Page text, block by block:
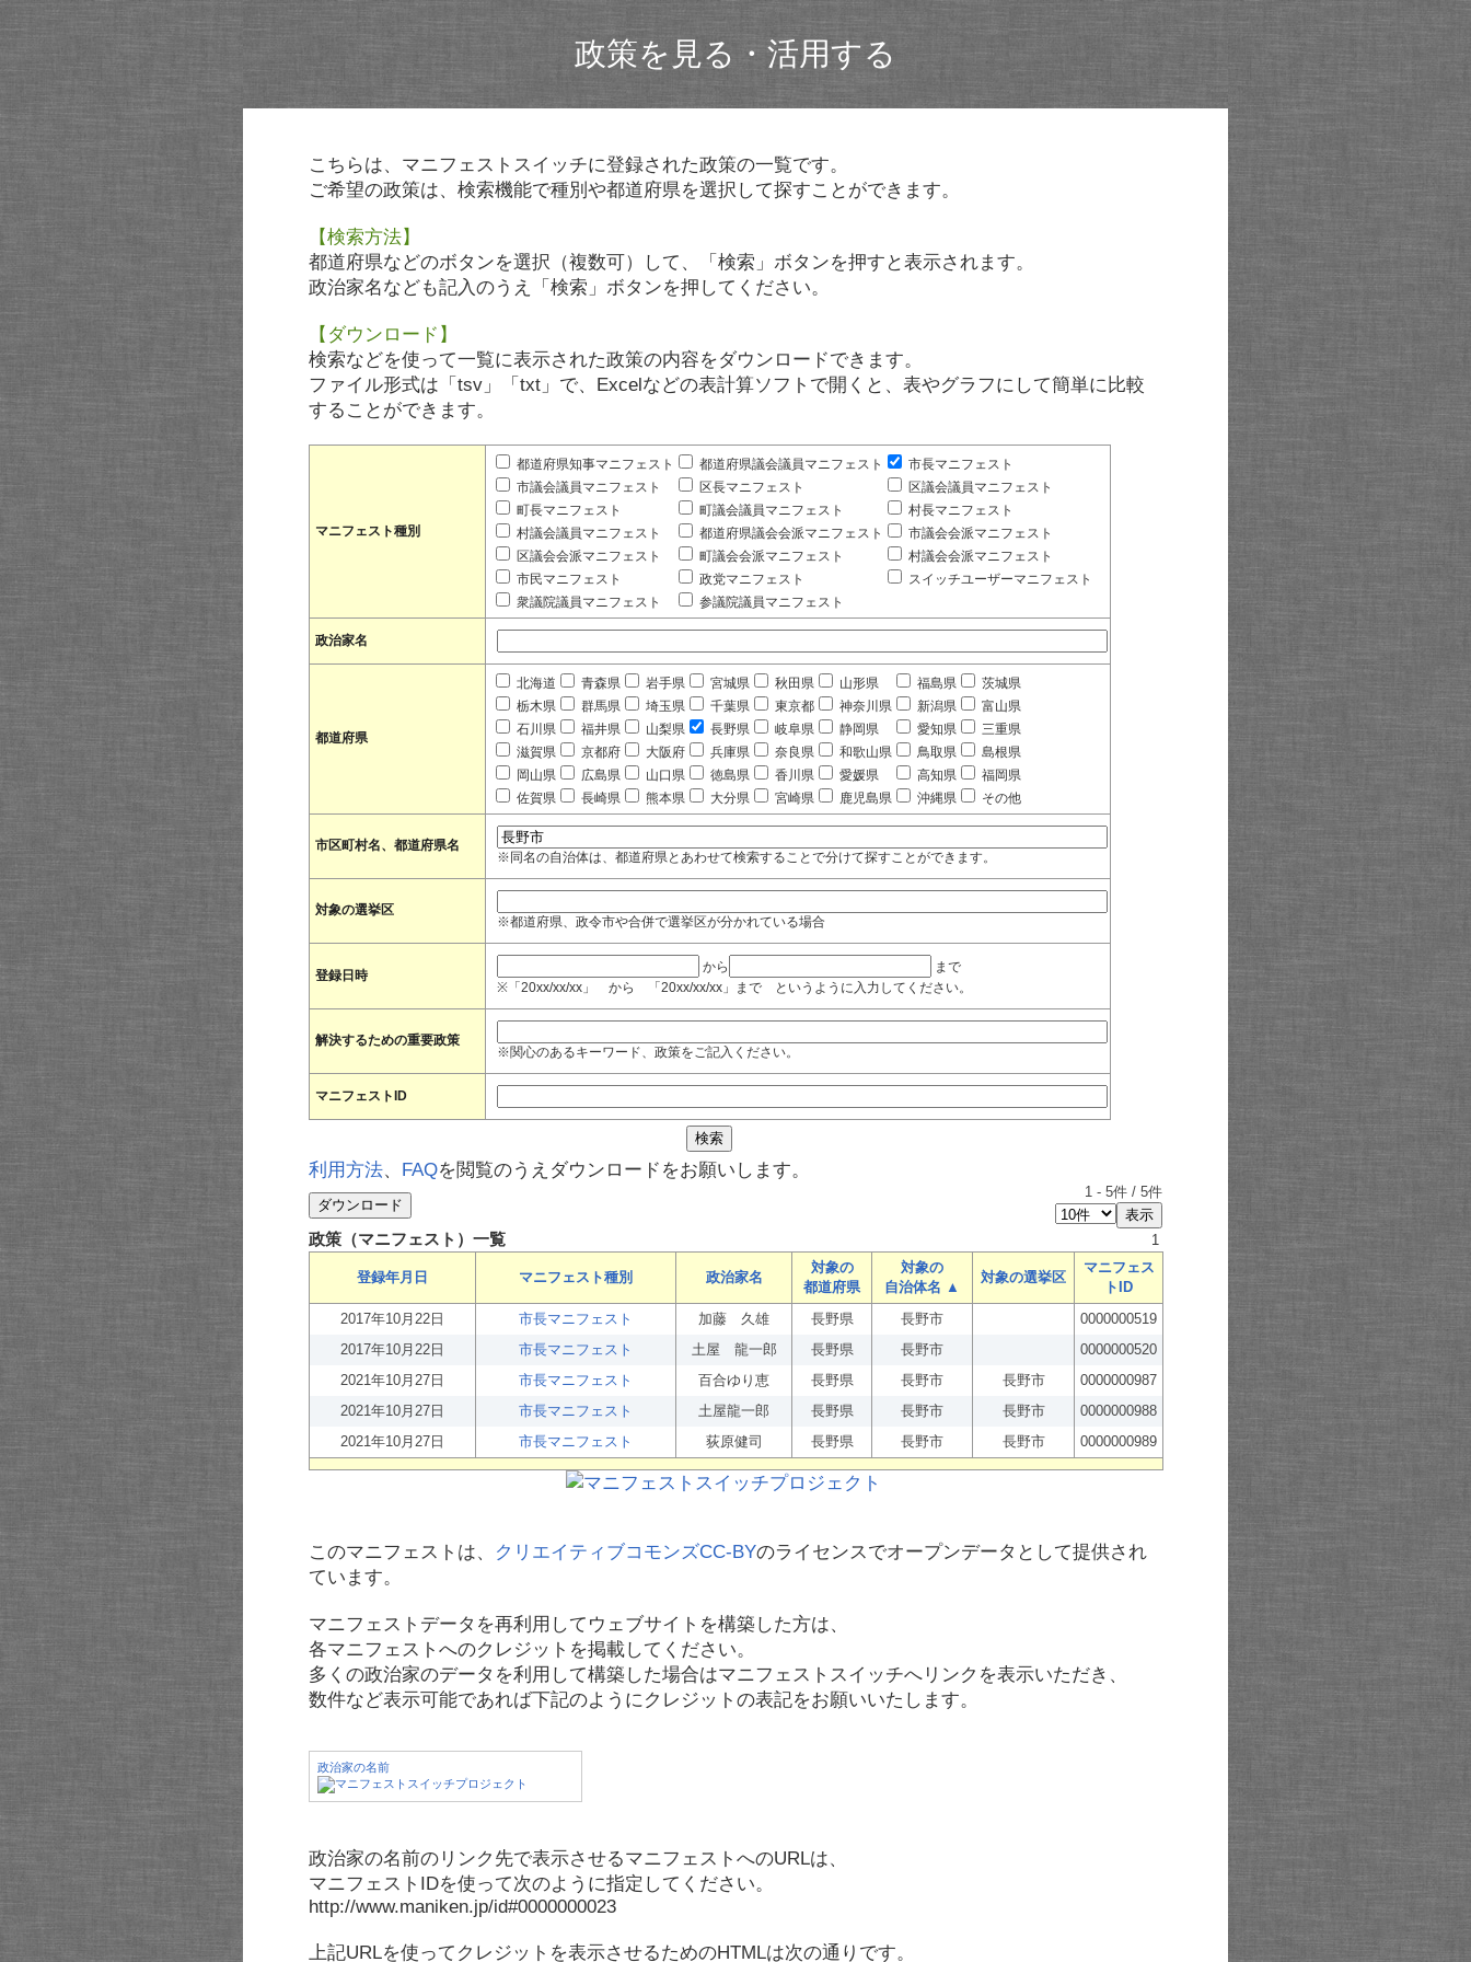
政策を見る・活用する
こちらは、マニフェストスイッチに登録された政策の一覧です。
ご希望の政策は、検索機能で種別や都道府県を選択して探すことができます。
【検索方法】
都道府県などのボタンを選択（複数可）して、「検索」ボタンを押すと表示されます。
政治家名なども記入のうえ「検索」ボタンを押してください。
【ダウンロード】
検索などを使って一覧に表示された政策の内容をダウンロードできます。
ファイル形式は「tsv」「txt」で、Excelなどの表計算ソフトで開くと、表やグラフにして簡単に比較
することができます。
マニフェスト種別
都道府県知事マニフェスト 都道府県議会議員マニフェスト
市長マニフェスト
市議会議員マニフェスト
区長マニフェスト
区議会議員マニフェスト
町長マニフェスト
町議会議員マニフェスト
村長マニフェスト
村議会議員マニフェスト
都道府県議会会派マニフェスト
市議会会派マニフェスト
区議会会派マニフェスト
町議会会派マニフェスト
村議会会派マニフェスト
市民マニフェスト
政党マニフェスト
スイッチユーザーマニフェスト
衆議院議員マニフェスト
参議院議員マニフェスト
政治家名
都道府県
北海道 青森県 岩手県 宮城県 秋田県 山形県 福島県
茨城県
栃木県
群馬県 埼玉県 千葉県 東京都 神奈川県 新潟県
富山県
石川県
福井県 山梨県 長野県 岐阜県 静岡県 愛知県
三重県
滋賀県
京都府 大阪府 兵庫県 奈良県 和歌山県 鳥取県
島根県
岡山県
広島県 山口県 徳島県 香川県 愛媛県 高知県
福岡県
佐賀県
長崎県 熊本県 大分県 宮崎県 鹿児島県 沖縄県 その他
市区町村名、都道府県名
※同名の自治体は、都道府県とあわせて検索することで分けて探すことができます。
対象の選挙区
※都道府県、政令市や合併で選挙区が分かれている場合
登録日時
から
まで
※「20xx/xx/xx」 から 「20xx/xx/xx」まで というように入力してください。
解決するための重要政策
※関心のあるキーワード、政策をご記入ください。
マニフェストID
利用方法、 FAQを閲覧のうえダウンロードをお願いします。
1 - 5件 / 5件
政策（マニフェスト）一覧 1
登録年月日 マニフェスト種別 政治家名
対象の
都道府県
対象の
自治体名 ▲
対象の選挙区
マニフェス
トID
2017年10月22日
市長マニフェスト 加藤 久雄 長野県 長野市
0000000519
2017年10月22日
市長マニフェスト 土屋 龍一郎 長野県 長野市
0000000520
2021年10月27日
市長マニフェスト 百合ゆり恵 長野県 長野市 長野市
0000000987
2021年10月27日
市長マニフェスト 土屋龍一郎 長野県 長野市 長野市
0000000988
2021年10月27日
市長マニフェスト 荻原健司 長野県 長野市 長野市 0000000989
このマニフェストは、 クリエイティブコモンズCC-BYのライセンスでオープンデータとして提供され
ています。
マニフェストデータを再利用してウェブサイトを構築した方は、
各マニフェストへのクレジットを掲載してください。
多くの政治家のデータを利用して構築した場合はマニフェストスイッチへリンクを表示いただき、
数件など表示可能であれば下記のようにクレジットの表記をお願いいたします。
政治家の名前
政治家の名前のリンク先で表示させるマニフェストへのURLは、
マニフェストIDを使って次のように指定してください。
http://www.maniken.jp/id#0000000023
上記URLを使ってクレジットを表示させるためのHTMLは次の通りです。